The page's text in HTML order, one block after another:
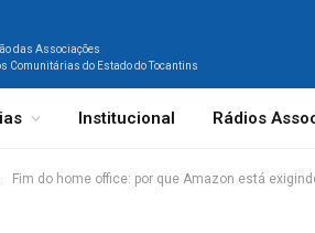
das Associações
Comunitárias do Estado do Tocantins
Institucional Rádios
Fim do home office: por que Amazon está